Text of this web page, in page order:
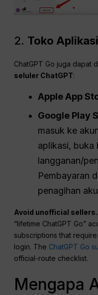
2. Toko
ChatGPT Go juga dapat
seluler ChatGPT:
Apple App
Google Play
masuk ke
aplikasi, buka
langganan/
Pembayaran
penagihan
Avoid unofficial sellers.
“lifetime ChatGPT Go”
subscriptions that
login. The ChatGPT Go
official-route checklist.
Mengapa